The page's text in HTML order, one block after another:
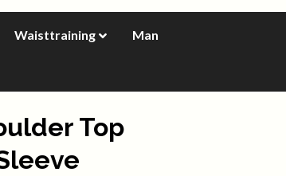
Waisttraining Man
Top